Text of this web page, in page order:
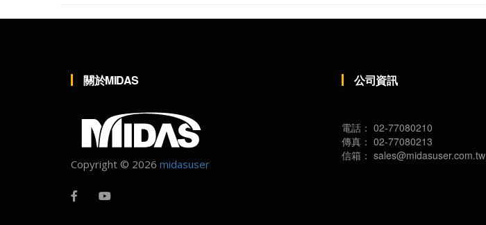
關於MIDAS
Copyright © 2026 midasuser
公司資訊
電話： 02-77080210
傳真： 02-77080213
信箱： sales@midasuser.com.tw